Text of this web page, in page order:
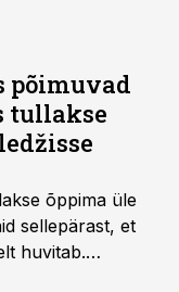
põimuvad
tullakse
õppima üle
sellepärast, et
huvitab.